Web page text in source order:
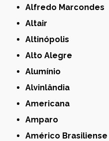
Alfredo Marcondes
Altair
Altinópolis
Alto Alegre
Alumínio
Alvinlândia
Americana
Amparo
Américo Brasiliense